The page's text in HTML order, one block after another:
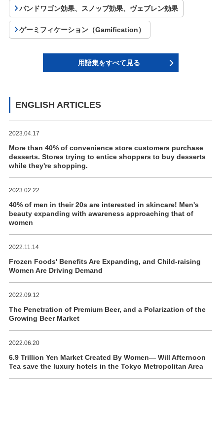
バンドワゴン効果、スノッブ効果、ヴェブレン効果
ゲーミフィケーション（Gamification）
用語集をすべて見る
ENGLISH ARTICLES
2023.04.17
More than 40% of convenience store customers purchase
desserts. Stores trying to entice shoppers to buy desserts
while they're shopping.
2023.02.22
40% of men in their 20s are interested in skincare! Men's
beauty expanding with awareness approaching that of
women
2022.11.14
Frozen Foods' Benefits Are Expanding, and Child-raising
Women Are Driving Demand
2022.09.12
The Penetration of Premium Beer, and a Polarization of the
Growing Beer Market
2022.06.20
6.9 Trillion Yen Market Created By Women― Will Afternoon
Tea save the luxury hotels in the Tokyo Metropolitan Area